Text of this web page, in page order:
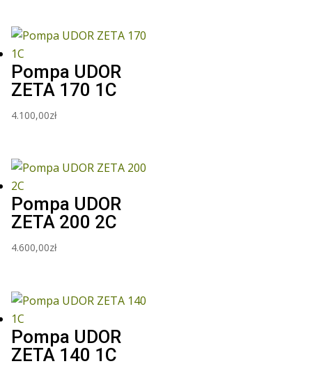
2.100,00zł.1.999,00zł.
Pompa UDOR
ZETA 170 1C
4.100,00zł
Pompa UDOR
ZETA 200 2C
4.600,00zł
Pompa UDOR
ZETA 140 1C